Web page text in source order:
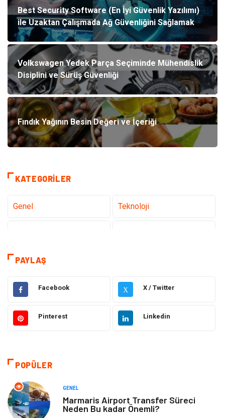
Best Security Software (En İyi Güvenlik Yazılımı)
ile Uzaktan Çalışmada Ağ Güvenliğini Sağlamak
Volkswagen Yedek Parça Seçiminde Mühendislik
Disiplini ve Sürüş Güvenliği
Fındık Yağının Besin Değeri ve İçeriği
KATEGORILER
Genel Teknoloji
Eğitim
Makine Elektronik
Gıda Otomotiv
Emlak
Bilgisayar & Yazılım
Mobilya Seo Teknikleri
PAYLAŞ
Facebook X X / Twitter
Pinterest Linkedin
POPÜLER
GENEL
Marmaris Airport Transfer Süreci
Neden Bu kadar Önemli?